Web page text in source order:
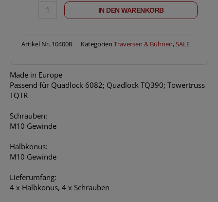
TRAVERSE
ALUTRUSS
für
er
Set
Menge
IN DEN WARENKORB
Artikel Nr. 104008 Kategorien Traversen & Bühnen,SALE
Made in Europe
Passend für Quadlock 6082; Quadlock TQ390; Towertruss
TQTR
Schrauben:
M10 Gewinde
Halbkonus:
M10 Gewinde
Lieferumfang:
4 x Halbkonus, 4 x Schrauben